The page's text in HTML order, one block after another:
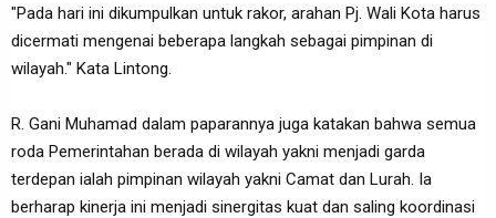
"Pada hari ini dikumpulkan untuk rakor, arahan Pj. Wali Kota harus
dicermati mengenai beberapa langkah sebagai pimpinan di
wilayah." Kata Lintong.
R. Gani Muhamad dalam paparannya juga katakan bahwa semua
roda Pemerintahan berada di wilayah yakni menjadi garda
terdepan ialah pimpinan wilayah yakni Camat dan Lurah. Ia
berharap kinerja ini menjadi sinergitas kuat dan saling koordinasi